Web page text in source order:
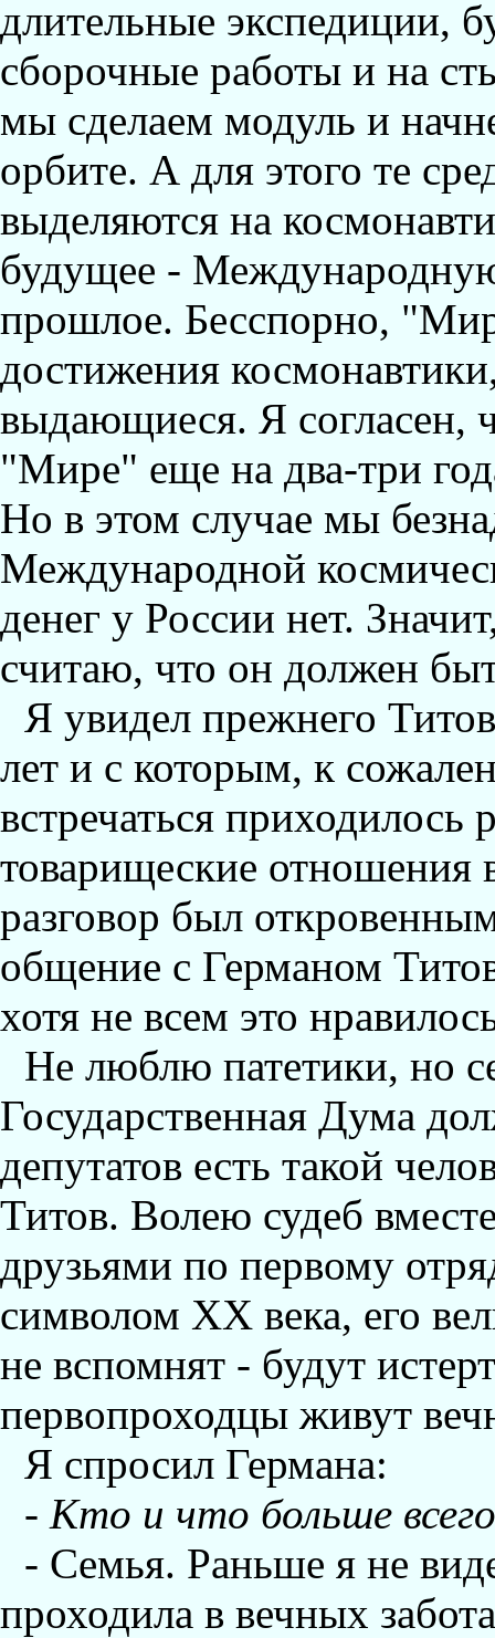
длительные экспедиции,
сборочные работы и на
мы сделаем модуль и
орбите. А для этого те
выделяются на
будущее -
прошлое. Бесспорно,
достижения
выдающиеся. Я согласен,
"Мире" еще на два-три
Hо в этом случае мы
Международной
денег у России нет.
считаю, что он должен
Я увидел прежнего
лет и с которым, к
встречаться
товарищеские отношения
разговор был
общение с Германом
хотя не всем это
Hе люблю патетики, но
Государственная Дума
депутатов есть такой
Титов. Волею судеб
друзьями по первому
символом ХХ века, его
не вспомнят - будут
первопроходцы живут
Я спросил Германа:
- Кто и что больше
- Семья. Раньше я не
проходила в вечных